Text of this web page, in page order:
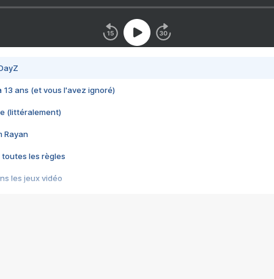
13 ans (et vous l'avez ignoré)
(littéralement)
Rayan
toutes les règles
les jeux vidéo